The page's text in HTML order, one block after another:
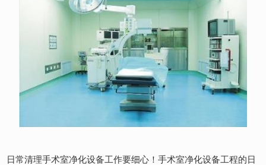
日常清理手术室净化设备工作要细心！手术室净化设备工程的日